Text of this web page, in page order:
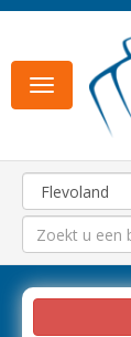
Toggle
navigation